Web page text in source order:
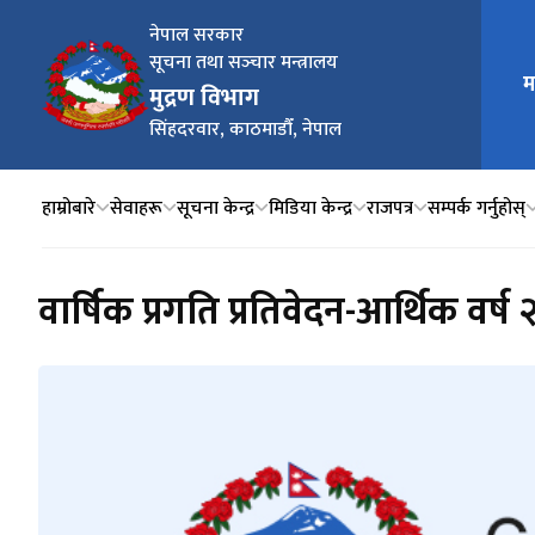
नेपाल सरकार
सूचना तथा सञ्‍चार मन्त्रालय
मुद्रण विभाग
सिंहदरवार, काठमाडौँ, नेपाल
मुख्य
हाम्रोबारे सेवाहरू सूचना केन्द्र मिडिया केन्द्र राजपत्र सम्पर्क गर्नुहोस्
वार्षिक प्रगति प्रतिवेदन-आर्थिक